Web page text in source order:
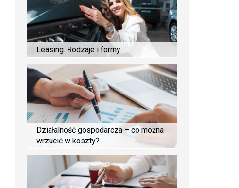
Leasing. Rodzaje i formy
Działalność gospodarcza – co można
wrzucić w koszty?